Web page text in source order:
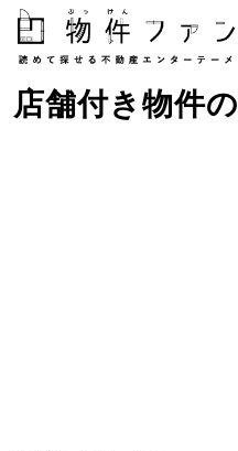
店舗付き物件の